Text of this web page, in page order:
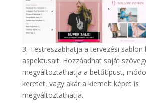
3. Testreszabhatja a tervezési sablon
aspektusait. Hozzáadhat saját
megváltoztathatja a betűtípust,
keretet, vagy akár a kiemelt képet is
megváltoztathatja.